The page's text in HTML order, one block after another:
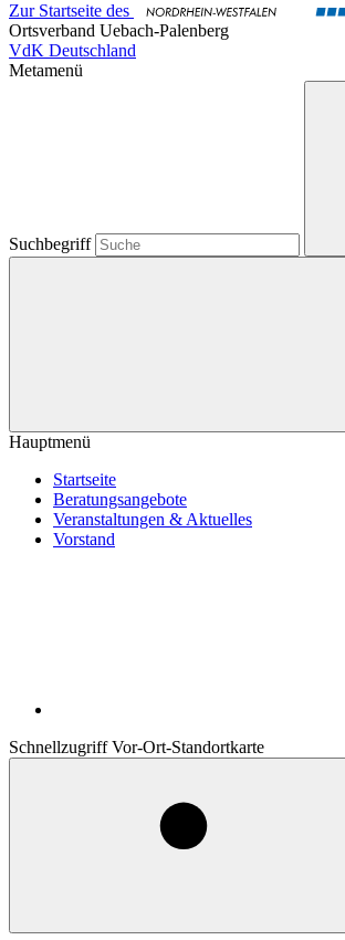
Zur Startseite des
Ortsverband Uebach-Palenberg
VdK Deutschland
Metamenü
Suchbegriff
Hauptmenü
Startseite
Beratungsangebote
Veranstaltungen & Aktuelles
Vorstand
Schnellzugriff Vor-Ort-Standortkarte